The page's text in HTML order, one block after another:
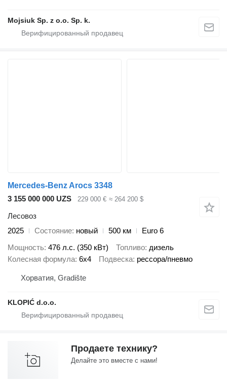
Mojsiuk Sp. z o.o. Sp. k.
Mercedes-Benz Arocs 3348
3 155 000 000 UZS
229 000 € ≈ 264 200 $
Лесовоз
2025
Состояние новый 500 км
Euro 6
Мощность 476 л.с. (350 кВт) Топливо дизель
Колесная формула 6x4 Подвеска рессора/пневмо
Хорватия, Gradište
KLOPIĆ d.o.o.
Продаете технику?
Делайте это вместе с нами!